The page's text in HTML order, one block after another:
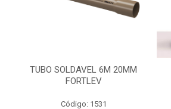
TUBO SOLDAVEL 6M 20MM
FORTLEV
Código: 1531